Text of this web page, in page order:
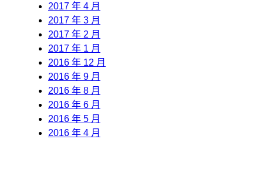
2017 年 4 月
2017 年 3 月
2017 年 2 月
2017 年 1 月
2016 年 12 月
2016 年 9 月
2016 年 8 月
2016 年 6 月
2016 年 5 月
2016 年 4 月